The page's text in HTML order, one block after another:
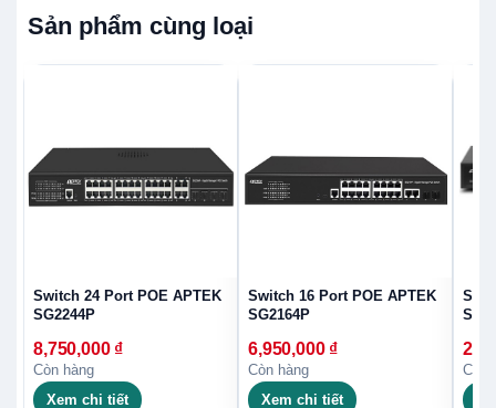
Sản phẩm cùng loại
Switch 24 Port POE APTEK
SG2244P
8,750,000 ₫
Còn hàng
Xem chi tiết
Switch 16 Port POE APTEK
SG2164P
6,950,000 ₫
Còn hàng
Xem chi tiết
Còn